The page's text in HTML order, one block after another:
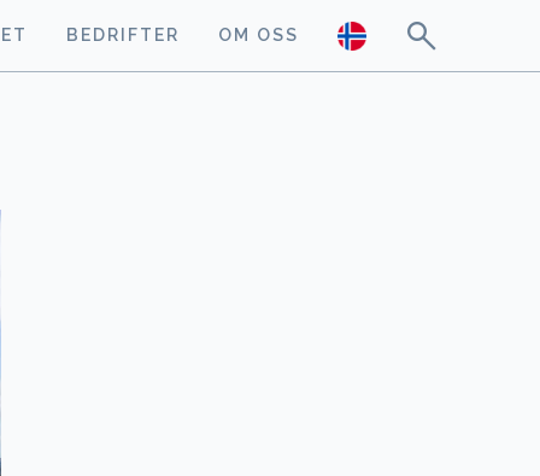
BEDRIFTER OM OSS